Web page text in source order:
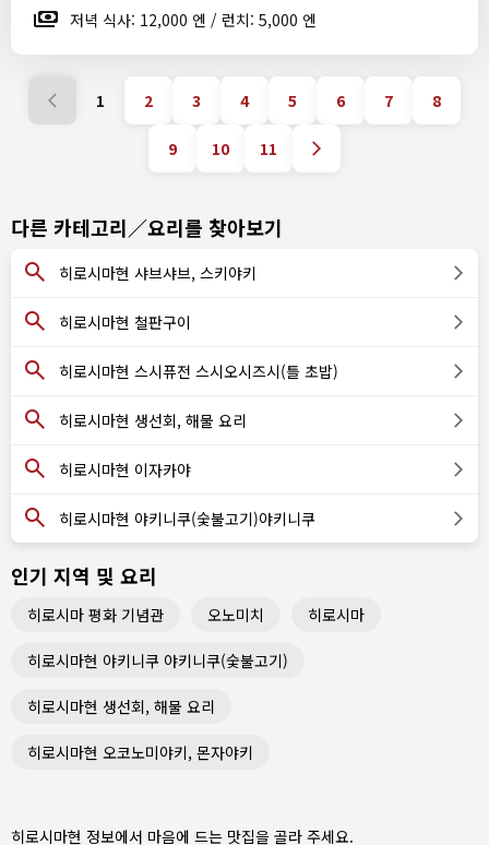
저녁 식사: 12,000 엔 / 런치: 5,000 엔
1 2 3 4 5 6 7 8
9 10 11
다른 카테고리／요리를 찾아보기
히로시마현 샤브샤브, 스키야키
히로시마현 철판구이
히로시마현 스시퓨전 스시오시즈시(틀 초밥)
히로시마현 생선회, 해물 요리
히로시마현 이자카야
히로시마현 야키니쿠(숯불고기)야키니쿠
인기 지역 및 요리
히로시마 평화 기념관 오노미치 히로시마
히로시마현 야키니쿠 야키니쿠(숯불고기)
히로시마현 생선회, 해물 요리
히로시마현 오코노미야키, 몬자야키
히로시마현 정보에서 마음에 드는 맛집을 골라 주세요.